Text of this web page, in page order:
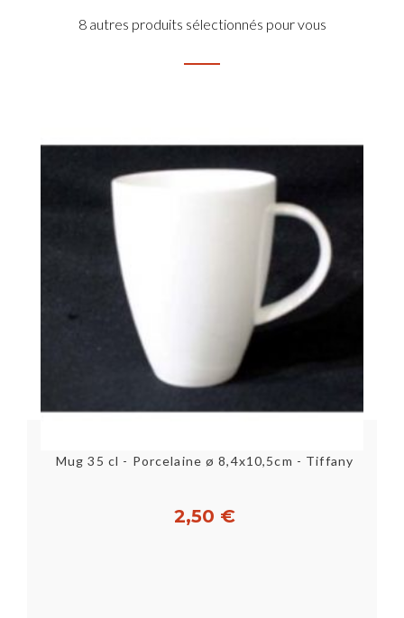
8 autres produits sélectionnés pour vous
Mug 35 cl - Porcelaine ø 8,4x10,5cm - Tiffany
2,50 €